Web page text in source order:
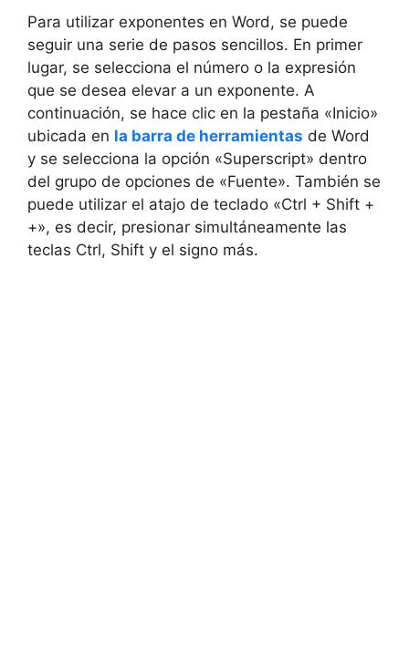
Para utilizar exponentes en Word, se puede
seguir una serie de pasos sencillos. En primer
lugar, se selecciona el número o la expresión
que se desea elevar a un exponente. A
continuación, se hace clic en la pestaña «Inicio»
ubicada en la barra de herramientas de Word
y se selecciona la opción «Superscript» dentro
del grupo de opciones de «Fuente». También se
puede utilizar el atajo de teclado «Ctrl + Shift +
+», es decir, presionar simultáneamente las
teclas Ctrl, Shift y el signo más.